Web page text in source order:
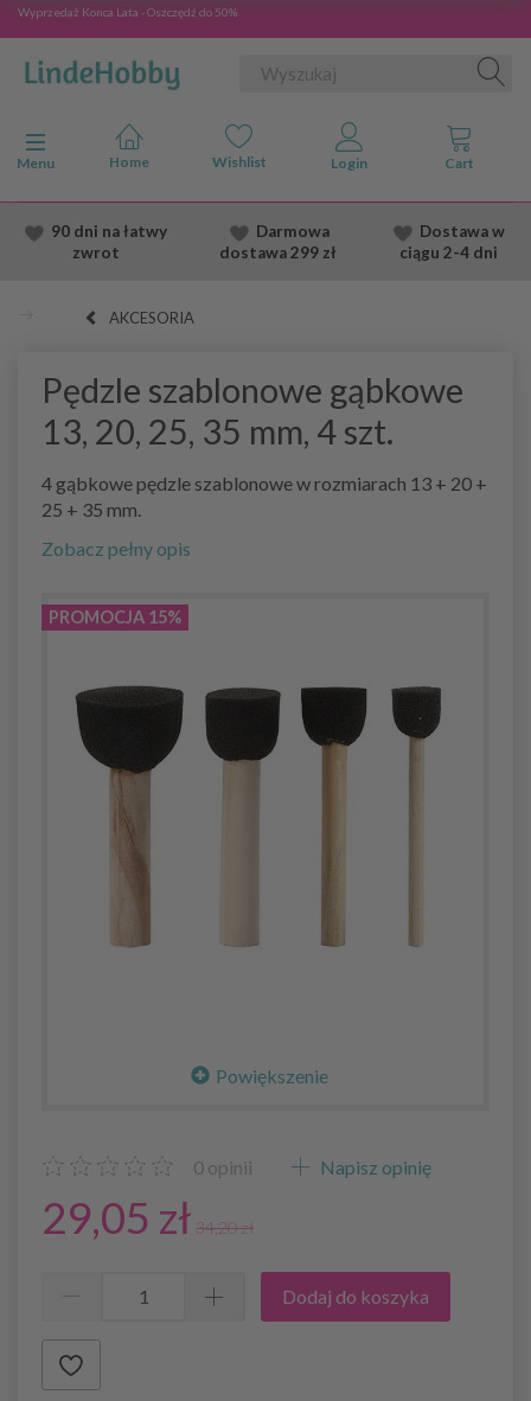
Wyprzedaż Konca Lata - Oszczędź do 50%
Przełącz nawigację
Menu
90 dni na łatwy
zwrot
Darmowa
dostawa299 zł
Dostawaw
ciągu 2-4 dni
AKCESORIA
Pędzle szablonowe gąbkowe
13, 20, 25, 35 mm, 4 szt.
4 gąbkowe pędzle szablonowe w rozmiarach 13 + 20 +
25 + 35 mm.
Zobacz pełny opis
PROMOCJA 15%
Powiększenie
0 opinii Napisz opinię
29,05 zł 34,20 zł
Dodaj do koszyka